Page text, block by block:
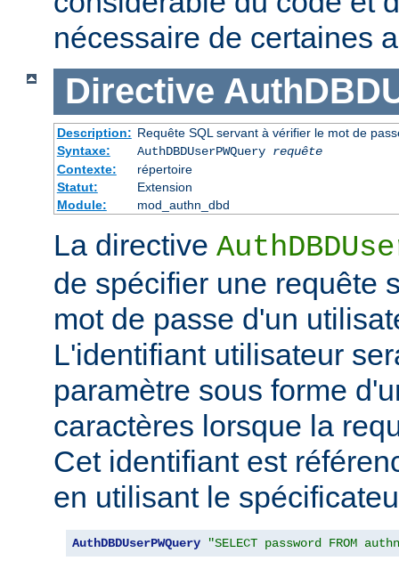
nécessaire de certaines
Directive
Description: Requête SQL servant à vérifier le mot de
Syntaxe:
AuthDBDUserPWQuery requête
Contexte:
répertoire
Statut:
Extension
Module:
mod_authn_dbd
La directive
de spécifier une requête
mot de passe d'un
L'identifiant utilisateur
paramètre sous forme
caractères lorsque la
Cet identifiant est
en utilisant le
AuthDBDUserPWQuery "SELECT password FROM